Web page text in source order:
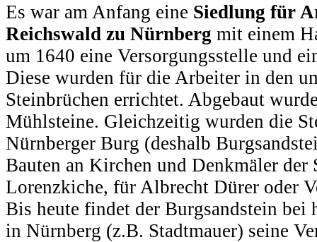
Es war am Anfang eine Siedlung für
Reichswald zu Nürnberg mit einem
um 1640 eine Versorgungsstelle und
Diese wurden für die Arbeiter in den
Steinbrüchen errichtet. Abgebaut
Mühlsteine. Gleichzeitig wurden die
Nürnberger Burg (deshalb
Bauten an Kirchen und Denkmäler der
Lorenzkiche, für Albrecht Dürer oder
Bis heute findet der Burgsandstein bei
in Nürnberg (z.B. Stadtmauer) seine